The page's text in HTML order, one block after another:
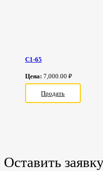
С1-65
Цена: 7,000.00 ₽
Продать
Оставить